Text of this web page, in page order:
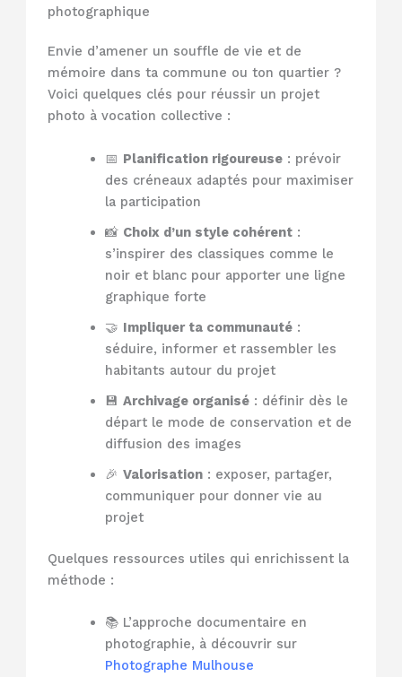
photographique
Envie d’amener un souffle de vie et de
mémoire dans ta commune ou ton quartier ?
Voici quelques clés pour réussir un projet
photo à vocation collective :
📅 Planification rigoureuse: prévoir
des créneaux adaptés pour maximiser
la participation
📸 Choix d’un style cohérent:
s’inspirer des classiques comme le
noir et blanc pour apporter une ligne
graphique forte
🤝 Impliquer ta communauté:
séduire, informer et rassembler les
habitants autour du projet
💾 Archivage organisé: définir dès le
départ le mode de conservation et de
diffusion des images
🎉 Valorisation: exposer, partager,
communiquer pour donner vie au
projet
Quelques ressources utiles qui enrichissent la
méthode :
📚 L’approche documentaire en
photographie, à découvrir sur
Photographe Mulhouse